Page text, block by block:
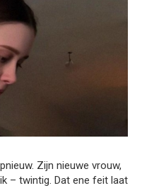
Zijn nieuwe vrouw,
– twintig. Dat ene feit laat